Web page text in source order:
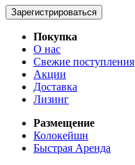
Зарегистрироваться
Покупка
О нас
Свежие поступления
Акции
Доставка
Лизинг
Размещение
Колокейшн
Быстрая Аренда